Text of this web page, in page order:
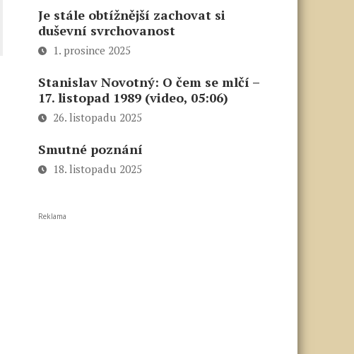
Je stále obtížnější zachovat si
duševní svrchovanost
1. prosince 2025
Stanislav Novotný: O čem se mlčí –
17. listopad 1989 (video, 05:06)
26. listopadu 2025
Smutné poznání
18. listopadu 2025
Reklama